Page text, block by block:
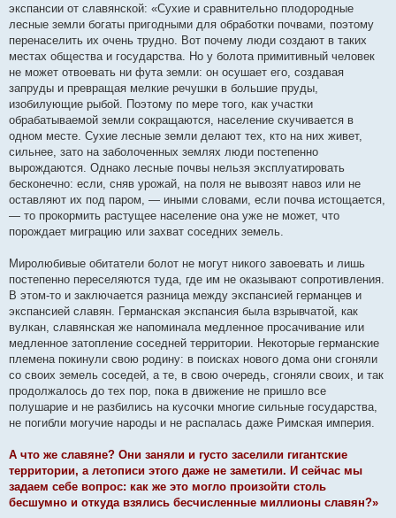
экспансии от славянской: «Сухие и сравнительно плодородные
лесные земли богаты пригодными для обработки почвами, поэтому
перенаселить их очень трудно. Вот почему люди создают в таких
местах общества и государства. Но у болота примитивный человек
не может отвоевать ни фута земли: он осушает его, создавая
запруды и превращая мелкие речушки в большие пруды,
изобилующие рыбой. Поэтому по мере того, как участки
обрабатываемой земли сокращаются, население скучивается в
одном месте. Сухие лесные земли делают тех, кто на них живет,
сильнее, зато на заболоченных землях люди постепенно
вырождаются. Однако лесные почвы нельзя эксплуатировать
бесконечно: если, сняв урожай, на поля не вывозят навоз или не
оставляют их под паром, — иными словами, если почва истощается,
— то прокормить растущее население она уже не может, что
порождает миграцию или захват соседних земель.
Миролюбивые обитатели болот не могут никого завоевать и лишь
постепенно переселяются туда, где им не оказывают сопротивления.
В этом-то и заключается разница между экспансией германцев и
экспансией славян. Германская экспансия была взрывчатой, как
вулкан, славянская же напоминала медленное просачивание или
медленное затопление соседней территории. Некоторые германские
племена покинули свою родину: в поисках нового дома они сгоняли
со своих земель соседей, а те, в свою очередь, сгоняли своих, и так
продолжалось до тех пор, пока в движение не пришло все
полушарие и не разбились на кусочки многие сильные государства,
не погибли могучие народы и не распалась даже Римская империя.
А что же славяне? Они заняли и густо заселили гигантские
территории, а летописи этого даже не заметили. И сейчас мы
задаем себе вопрос: как же это могло произойти столь
бесшумно и откуда взялись бесчисленные миллионы славян?»